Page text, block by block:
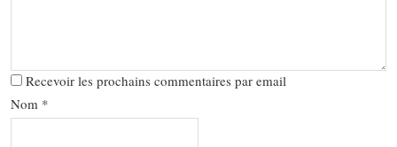
Recevoir les prochains commentaires par email
Nom *